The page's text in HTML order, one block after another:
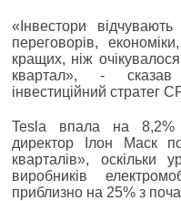
«Інвестори
переговорів,
кращих, ніж
квартал», -
інвестиційний стратег
Tesla впала на 8,2%
директор Ілон Маск
кварталів», оскільки
виробників
приблизно на 25% з